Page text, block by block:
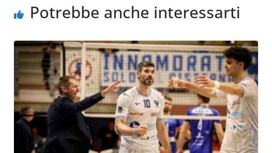
Potrebbe anche interessarti